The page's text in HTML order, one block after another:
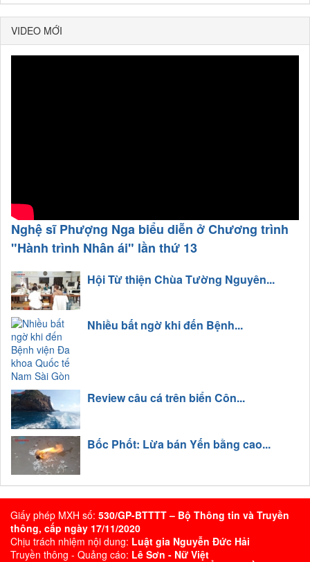
VIDEO MỚI
Nghệ sĩ Phượng Nga biểu diễn ở Chương trình
"Hành trình Nhân ái" lần thứ 13
Hội Từ thiện Chùa Tường Nguyên...
Nhiều bất ngờ khi đến Bệnh...
Review câu cá trên biển Côn...
Bốc Phốt: Lừa bán Yến bằng cao...
Giấy phép MXH số: 530/GP-BTTTT – Bộ Thông tin và Truyền
thông, cấp ngày 17/11/2020
Chịu trách nhiệm nội dung: Luật gia Nguyễn Đức Hải
Truyền thông - Quảng cáo: Lê Sơn - Nữ Việt